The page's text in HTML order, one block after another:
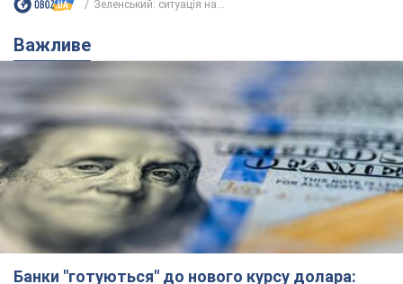
Банки "готуються" до нового курсу долара:
українцям розповіли, чого очікувати
найближчими днями
Яким буде курс валюти в обмінниках
10 часов назад 149,0 т.
Українцям обіцяють по 850 грн від
мобільних операторів: що не так з